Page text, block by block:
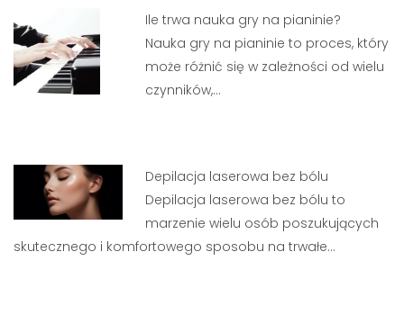
Ile trwa nauka gry na pianinie?
Nauka gry na pianinie to proces, który
może różnić się w zależności od wielu
czynników,…
Depilacja laserowa bez bólu
Depilacja laserowa bez bólu to
marzenie wielu osób poszukujących
skutecznego i komfortowego sposobu na trwałe…